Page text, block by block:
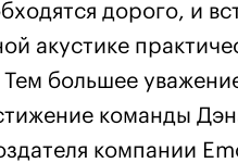
дорого, и
акустике
большее
команды
компании